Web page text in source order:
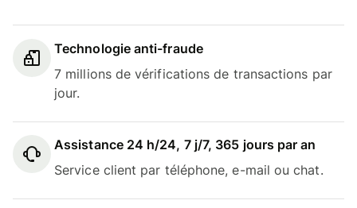
Technologie anti-fraude
7 millions de vérifications de transactions par
jour.
Assistance 24 h/24, 7 j/7, 365 jours par an
Service client par téléphone, e-mail ou chat.